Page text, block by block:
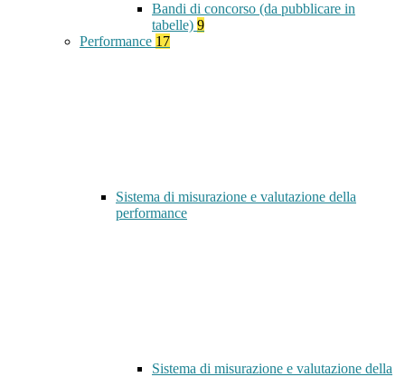
Bandi di concorso (da pubblicare in
tabelle) 9
Performance 17
Sistema di misurazione e valutazione della
performance
Sistema di misurazione e valutazione della